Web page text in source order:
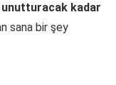
unutturacak kadar
sana bir şey